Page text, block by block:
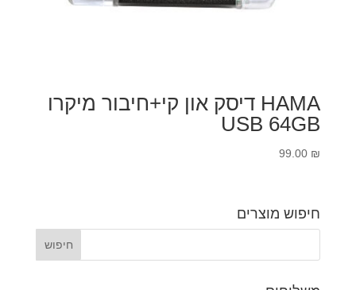
HAMA דיסק און קי+חיבור מיקרו
USB 64GB
99.00 ₪
חיפוש מוצרים